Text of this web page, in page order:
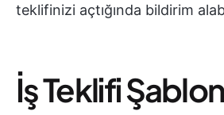
teklifinizi açtığında bildirim
İş Teklifi